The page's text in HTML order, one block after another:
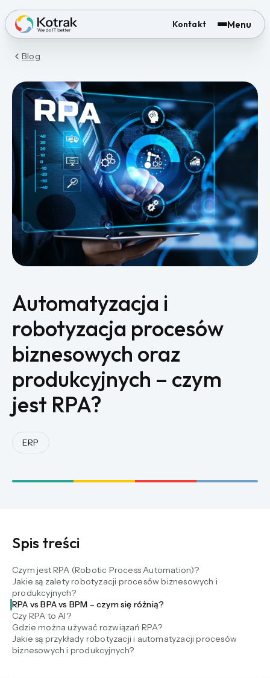
Kontakt Menu
Blog
ERP
Automatyzacja i
robotyzacja procesów
biznesowych oraz
produkcyjnych – czym
jest RPA?
Spis treści
Czym jest RPA (Robotic Process Automation)?
Jakie są zalety robotyzacji procesów biznesowych i
produkcyjnych?
RPA vs BPA vs BPM – czym się różnią?
Czy RPA to AI?
Gdzie można używać rozwiązań RPA?
Jakie są przykłady robotyzacji i automatyzacji procesów
biznesowych i produkcyjnych?